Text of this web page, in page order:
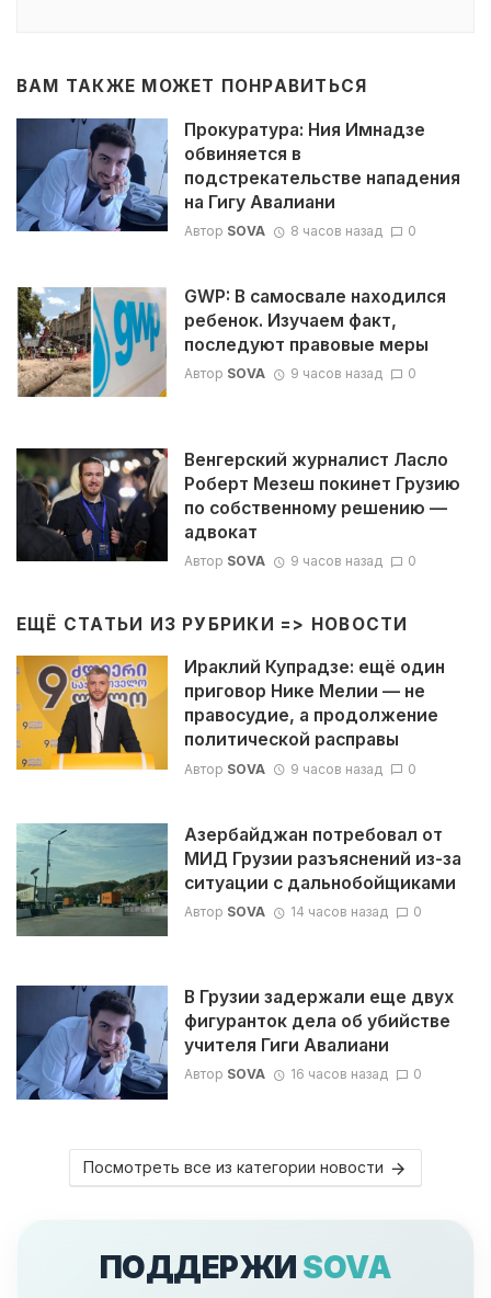
ВАМ ТАКЖЕ МОЖЕТ ПОНРАВИТЬСЯ
Прокуратура: Ния Имнадзе
обвиняется в
подстрекательстве нападения
на Гигу Авалиани
Автор SOVA 8 часов назад 0
GWP: В самосвале находился
ребенок. Изучаем факт,
последуют правовые меры
Автор SOVA 9 часов назад 0
Венгерский журналист Ласло
Роберт Мезеш покинет Грузию
по собственному решению —
адвокат
Автор SOVA 9 часов назад 0
ЕЩЁ СТАТЬИ ИЗ РУБРИКИ => НОВОСТИ
Ираклий Купрадзе: ещё один
приговор Нике Мелии — не
правосудие, а продолжение
политической расправы
Автор SOVA 9 часов назад 0
Азербайджан потребовал от
МИД Грузии разъяснений из-за
ситуации с дальнобойщиками
Автор SOVA 14 часов назад 0
В Грузии задержали еще двух
фигуранток дела об убийстве
учителя Гиги Авалиани
Автор SOVA 16 часов назад 0
Посмотреть все из категории новости
ПОДДЕРЖИ SOVA